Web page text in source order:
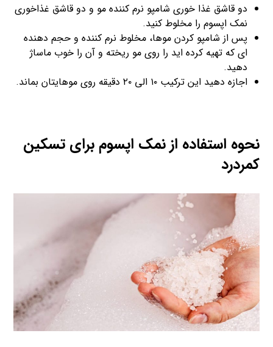
دو قاشق غذا خوری شامپو نرم کننده مو و دو قاشق غذاخوری
نمک اپسوم را مخلوط کنید.
پس از شامپو کردن موها، مخلوط نرم کننده و حجم دهنده
ای که تهیه کرده اید را روی مو ریخته و آن را خوب ماساژ
دهید.
اجازه دهید این ترکیب ۱۰ الی ۲۰ دقیقه روی موهایتان بماند.
نحوه استفاده از نمک اپسوم برای تسکین
کمردرد